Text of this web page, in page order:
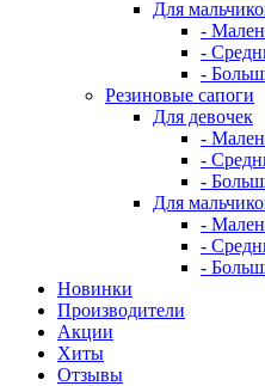
Для
-
-
-
Резиновые сапоги
Для девочек
-
-
-
Для
-
-
-
Новинки
Производители
Акции
Хиты
Отзывы